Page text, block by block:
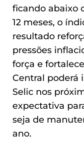
ficando abaixo
12 meses, o
resultado
pressões
força e
Central poderá
Selic nos
expectativa
seja de
ano.